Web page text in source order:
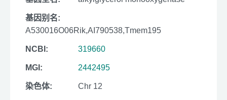
基因别名:
A530016O06Rik,AI790538,Tmem195
NCBI: 319660
MGI: 2442495
染色体: Chr 12